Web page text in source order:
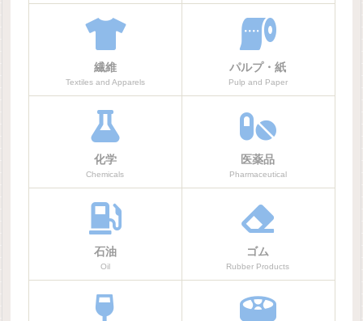
繊維
Textiles and Apparels
パルプ・紙
Pulp and Paper
化学
Chemicals
医薬品
Pharmaceutical
石油
Oil
ゴム
Rubber Products